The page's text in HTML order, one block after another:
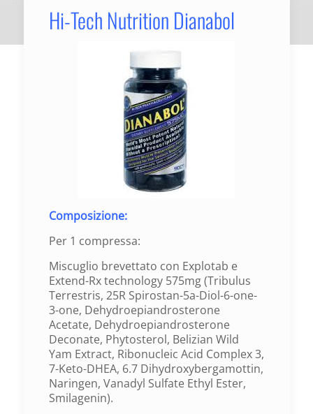
Hi-Tech Nutrition Dianabol
Composizione:
Per 1 compressa:
Miscuglio brevettato con Explotab e
Extend-Rx technology 575mg (Tribulus
Terrestris, 25R Spirostan-5a-Diol-6-one-
3-one, Dehydroepiandrosterone
Acetate, Dehydroepiandrosterone
Deconate, Phytosterol, Belizian Wild
Yam Extract, Ribonucleic Acid Complex 3,
7-Keto-DHEA, 6.7 Dihydroxybergamottin,
Naringen, Vanadyl Sulfate Ethyl Ester,
Smilagenin).